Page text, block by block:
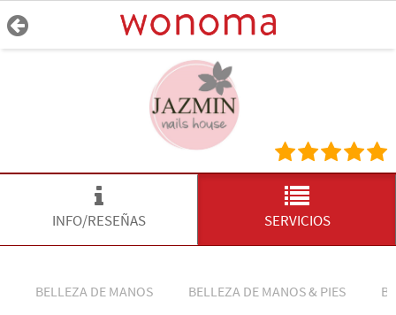
INFO/RESEÑAS SERVICIOS
BELLEZA DE MANOS BELLEZA DE MANOS & PIES